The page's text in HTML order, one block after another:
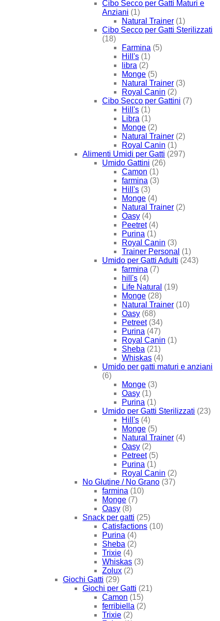
Cibo Secco per Gatti Maturi e
Anziani (1)
Natural Trainer (1)
Cibo Secco per Gatti Sterilizzati
(18)
Farmina (5)
Hill's (1)
libra (2)
Monge (5)
Natural Trainer (3)
Royal Canin (2)
Cibo Secco per Gattini (7)
Hill's (1)
Libra (1)
Monge (2)
Natural Trainer (2)
Royal Canin (1)
Alimenti Umidi per Gatti (297)
Umido Gattini (26)
Camon (1)
farmina (3)
Hill's (3)
Monge (4)
Natural Trainer (2)
Oasy (4)
Peetret (4)
Purina (1)
Royal Canin (3)
Trainer Personal (1)
Umido per Gatti Adulti (243)
farmina (7)
hill's (4)
Life Natural (19)
Monge (28)
Natural Trainer (10)
Oasy (68)
Petreet (34)
Purina (47)
Royal Canin (1)
Sheba (21)
Whiskas (4)
Umido per gatti maturi e anziani
(6)
Monge (3)
Oasy (1)
Purina (1)
Umido per Gatti Sterilizzati (23)
Hill's (4)
Monge (5)
Natural Trainer (4)
Oasy (2)
Petreet (5)
Purina (1)
Royal Canin (2)
No Glutine / No Grano (37)
farmina (10)
Monge (7)
Oasy (8)
Snack per gatti (25)
Catisfactions (10)
Purina (4)
Sheba (2)
Trixie (4)
Whiskas (3)
Zolux (2)
Giochi Gatti (29)
Giochi per Gatti (21)
Camon (15)
ferribiella (2)
Trixie (2)